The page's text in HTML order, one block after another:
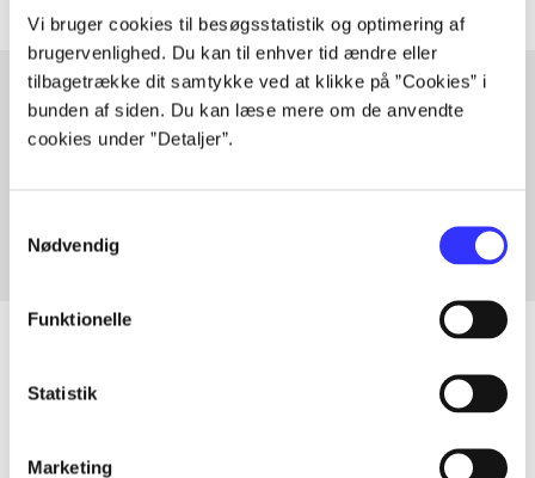
Vi bruger cookies til besøgsstatistik og optimering af
brugervenlighed. Du kan til enhver tid ændre eller
tilbagetrække dit samtykke ved at klikke på ”Cookies” i
bunden af siden. Du kan læse mere om de anvendte
cookies under ”Detaljer”.
Nødvendig
Funktionelle
Statistik
Marketing
Artikler med samme emner